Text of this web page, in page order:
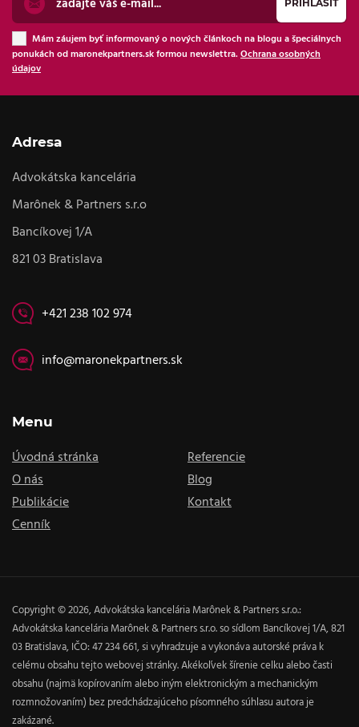
Mám záujem byť informovaný o nových článkoch na blogu a špeciálnych
ponukách od maronekpartners.sk formou newslettra. Ochrana osobných
údajov
Adresa
Advokátska kancelária
Marônek & Partners s.r.o
Bancíkovej 1/A
821 03 Bratislava
+421 238 102 974
info@maronekpartners.sk
Menu
Úvodná stránka
O nás
Publikácie
Cenník
Referencie
Blog
Kontakt
Copyright © 2026, Advokátska kancelária Marônek & Partners s.r.o.:
Advokátska kancelária Marônek & Partners s.r.o. so sídlom Bancíkovej 1/A, 821
03 Bratislava, IČO: 47 234 661, si vyhradzuje a vykonáva autorské práva k
celému obsahu tejto webovej stránky. Akékoľvek šírenie celku alebo časti
obsahu (najmä kopírovaním alebo iným elektronickým a mechanickým
rozmnožovaním) bez predchádzajúceho písomného súhlasu autora je
zakázané.